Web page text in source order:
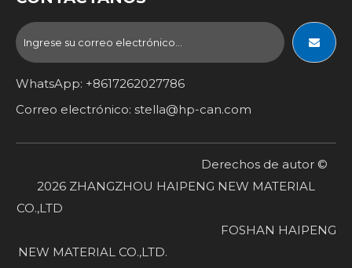
WhatsApp: +8617262027786
Correo electrónico: stella@hp-can.com
Derechos de autor ©
2026 ZHANGZHOU HAIPENG NEW MATERIAL
CO.,LTD
FOSHAN HAIPENG
NEW MATERIAL CO.,LTD.